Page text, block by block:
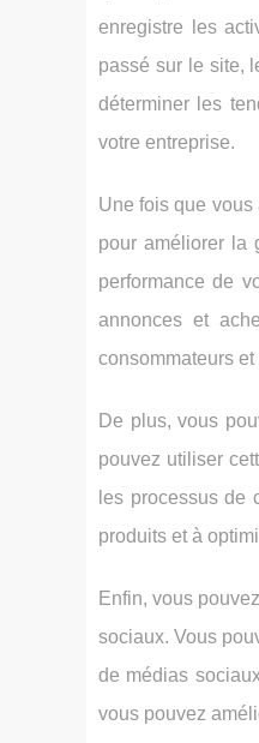
enregistre les
passé sur le site,
déterminer les
votre entreprise.
Une fois que
pour améliorer la
performance de
annonces et
consommateurs
De plus, vous
pouvez utiliser
les processus de
produits et à
Enfin, vous
sociaux. Vous
de médias
vous pouvez